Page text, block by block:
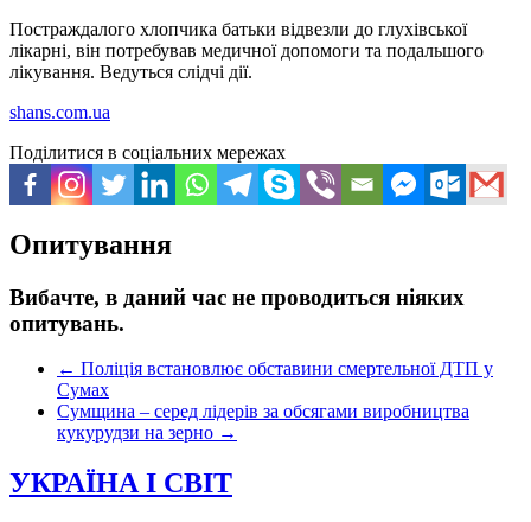
Постраждалого хлопчика батьки відвезли до глухівської
лікарні, він потребував медичної допомоги та подальшого
лікування. Ведуться слідчі дії.
shans.com.ua
Поділитися в соціальних мережах
Опитування
Вибачте, в даний час не проводиться ніяких
опитувань.
← Поліція встановлює обставини смертельної ДТП у
Сумах
Сумщина – серед лідерів за обсягами виробництва
кукурудзи на зерно →
УКРАЇНА І СВІТ